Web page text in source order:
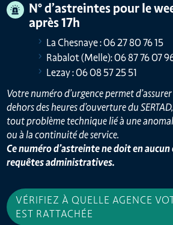
N° d’astreintes pour le
après 17h
La Chesnaye : 06 27 80 76 15
Rabalot (Melle): 06 87 76 07
Lezay : 06 08 57 25 51
Votre numéro d’urgence permet
dehors des heures d’ouverture du
tout problème technique lié à une
ou à la continuité de service.
Ce numéro d’astreinte ne doit en
requêtes administratives.
VÉRIFIEZ À QUELLE AGENCE
EST RATTACHÉE